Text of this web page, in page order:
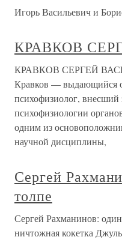
Игорь Васильевич и
КРАВКОВ
КРАВКОВ СЕРГЕЙ
Кравков — выдающийся
психофизиолог, внесший
психофизиологии
одним из
научной дисциплины,
Сергей
толпе
Сергей Рахманинов:
ничтожная кокетка